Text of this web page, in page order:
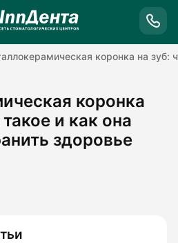
коронка на зуб:
коронка
и как она
здоровье